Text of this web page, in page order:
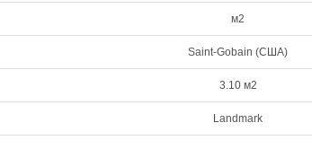
м2
Saint-Gobain (США)
3.10 м2
Landmark